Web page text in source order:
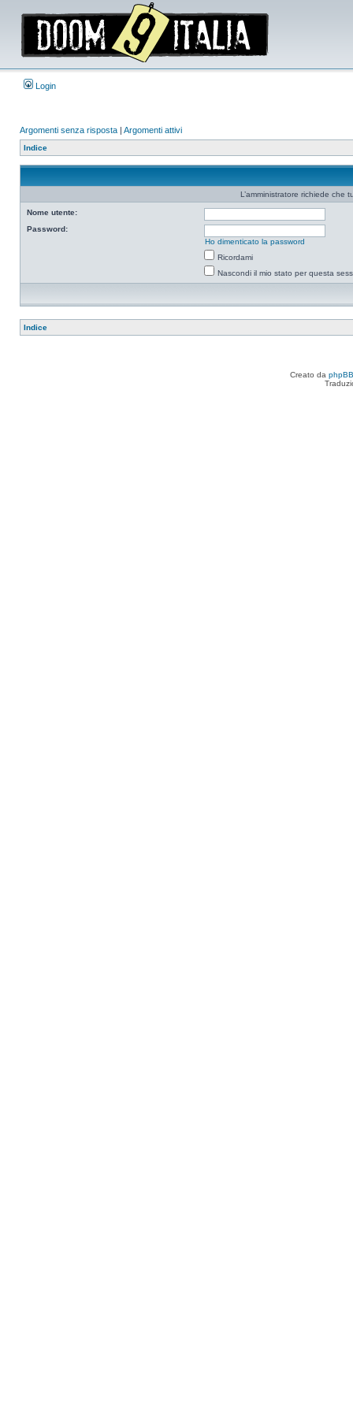
Login
Argomenti senza risposta | Argomenti attivi
Indice
L’amministratore richiede che
Nome utente:
Password:
Ho dimenticato la password
Ricordami
Nascondi il mio stato per questa
Indice
Creato da phpBB